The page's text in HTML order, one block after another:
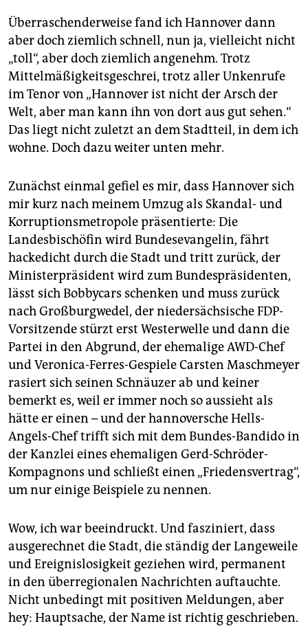
Überraschenderweise fand ich Hannover dann
aber doch ziemlich schnell, nun ja, vielleicht nicht
„toll“, aber doch ziemlich angenehm. Trotz
Mittelmäßigkeitsgeschrei, trotz aller Unkenrufe
im Tenor von „Hannover ist nicht der Arsch der
Welt, aber man kann ihn von dort aus gut sehen.“
Das liegt nicht zuletzt an dem Stadtteil, in dem ich
wohne. Doch dazu weiter unten mehr.
Zunächst einmal gefiel es mir, dass Hannover sich
mir kurz nach meinem Umzug als Skandal- und
Korruptionsmetropole präsentierte: Die
Landesbischöfin wird Bundesevangelin, fährt
hackedicht durch die Stadt und tritt zurück, der
Ministerpräsident wird zum Bundespräsidenten,
lässt sich Bobbycars schenken und muss zurück
nach Großburgwedel, der niedersächsische FDP-
Vorsitzende stürzt erst Westerwelle und dann die
Partei in den Abgrund, der ehemalige AWD-Chef
und Veronica-Ferres-Gespiele Carsten Maschmeyer
rasiert sich seinen Schnäuzer ab und keiner
bemerkt es, weil er immer noch so aussieht als
hätte er einen – und der hannoversche Hells-
Angels-Chef trifft sich mit dem Bundes-Bandido in
der Kanzlei eines ehemaligen Gerd-Schröder-
Kompagnons und schließt einen „Friedensvertrag“,
um nur einige Beispiele zu nennen.
Wow, ich war beeindruckt. Und fasziniert, dass
ausgerechnet die Stadt, die ständig der Langeweile
und Ereignislosigkeit geziehen wird, permanent
in den überregionalen Nachrichten auftauchte.
Nicht unbedingt mit positiven Meldungen, aber
hey: Hauptsache, der Name ist richtig geschrieben.